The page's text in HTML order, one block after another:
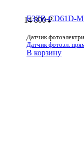
14 800₽
E3ZR-CD61D-
Датчик
Датчик фотоэл.
В корзину